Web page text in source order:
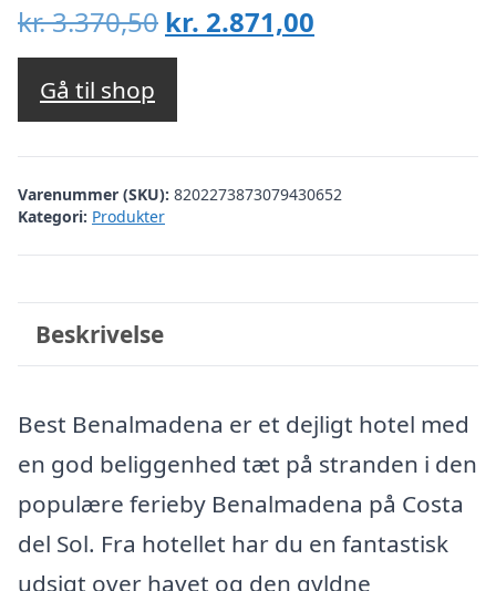
kr.3.370,50 Den
oprindelige
var:
kr. 3.370,50.
kr. 2.871,00
kr. 2.871,00.
Gå til shop
Varenummer (SKU): 8202273873079430652
Kategori: Produkter
Beskrivelse
Best Benalmadena er et dejligt hotel med
en god beliggenhed tæt på stranden i den
populære ferieby Benalmadena på Costa
del Sol. Fra hotellet har du en fantastisk
udsigt over havet og den gyldne